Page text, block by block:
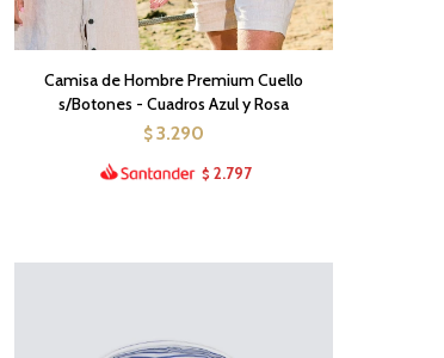
Camisa de Hombre Premium Cuello
s/Botones - Cuadros Azul y Rosa
$ 3.290
$ 2.797